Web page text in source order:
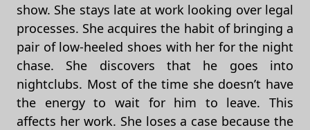
show. She stays late at work looking over legal
processes. She acquires the habit of bringing a
pair of low-heeled shoes with her for the night
chase. She discovers that he goes into
nightclubs. Most of the time she doesn’t have
the energy to wait for him to leave. This
affects her work. She loses a case because the